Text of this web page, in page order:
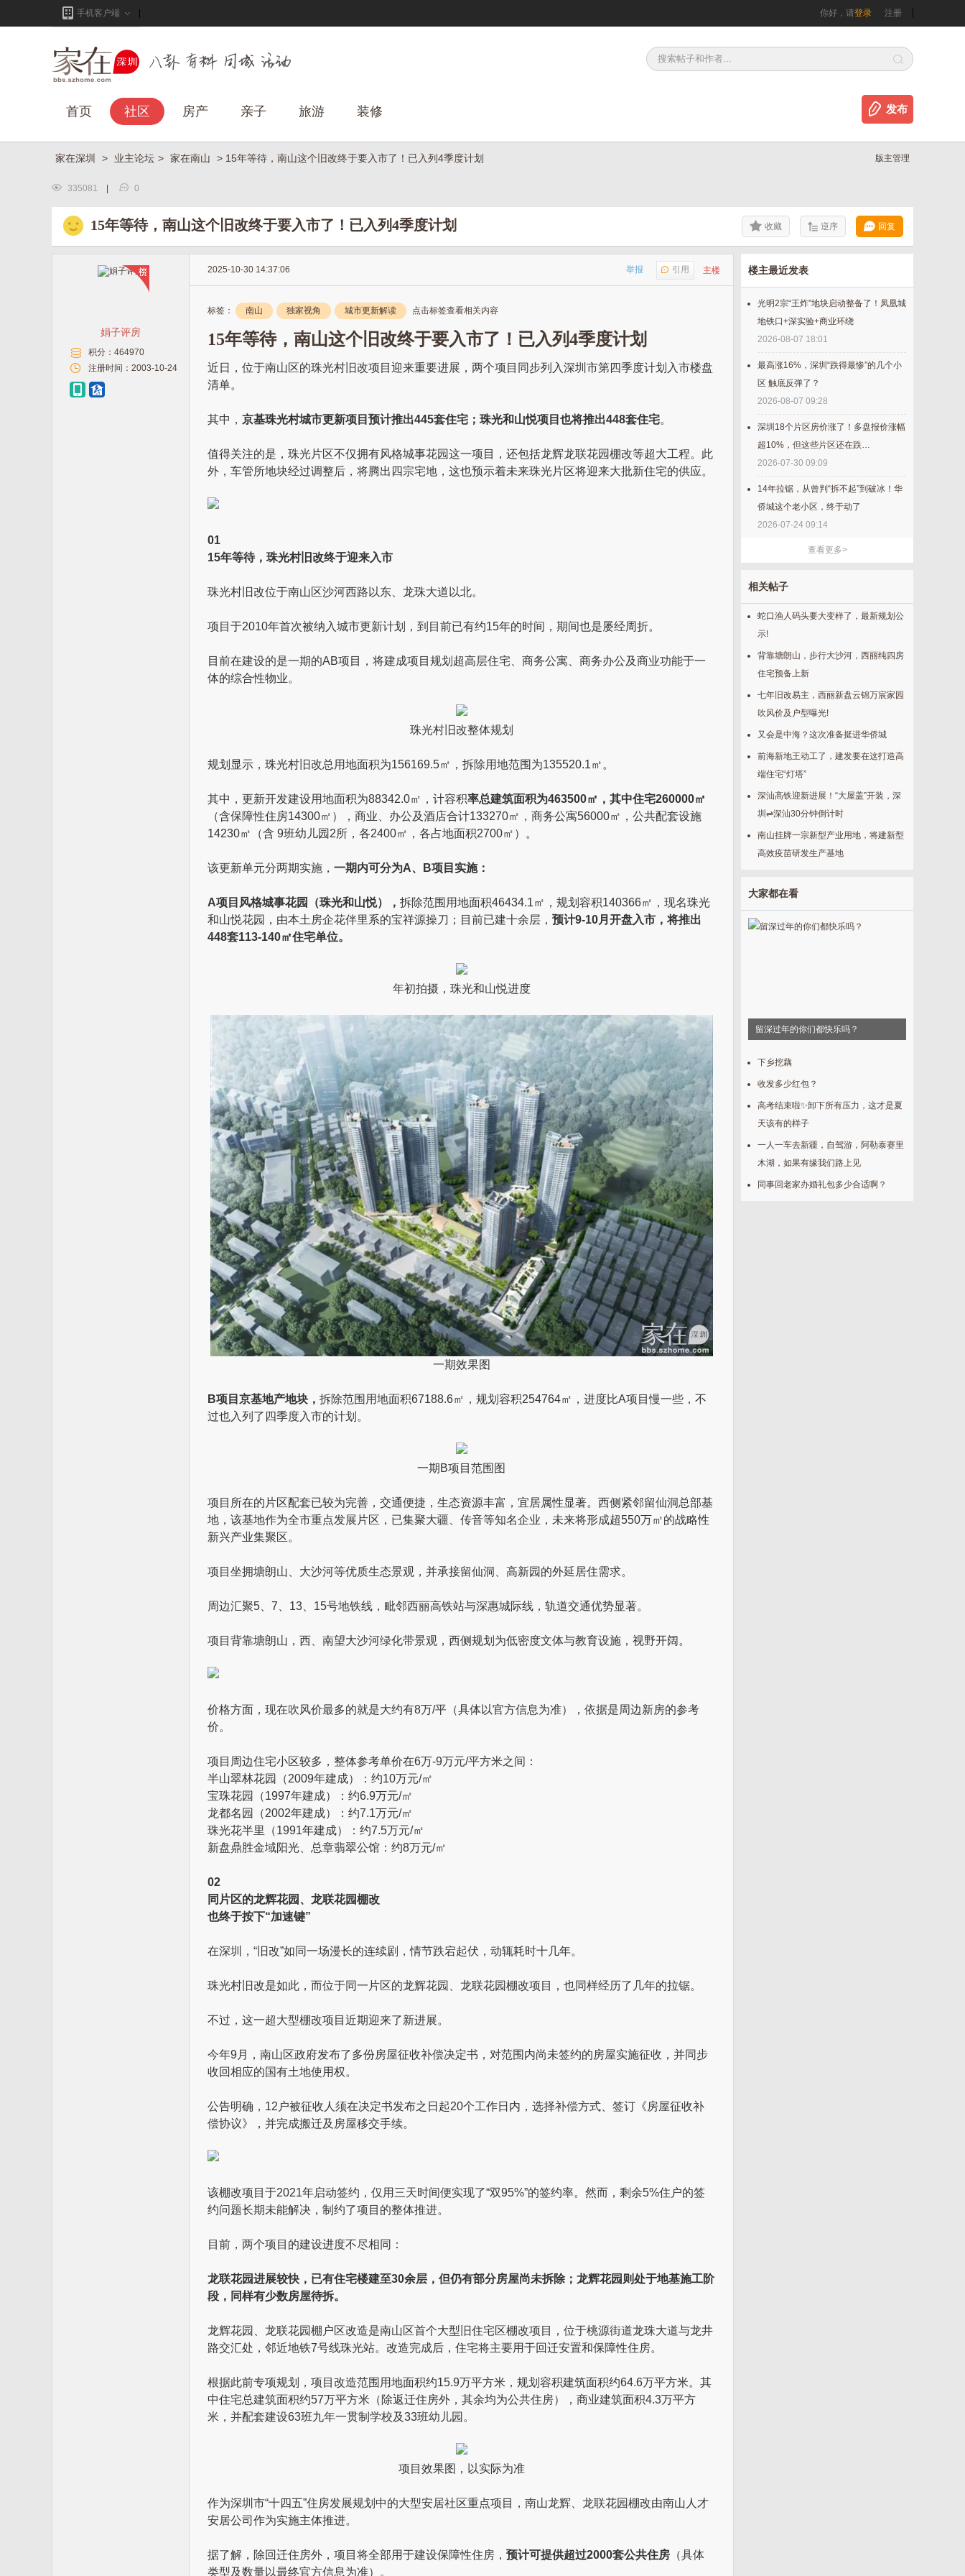
手机客户端 你好，请登录 注册
首页 社区 房产 亲子 旅游 装修 发布
版主管理
家在深圳 > 业主论坛 > 家在南山 > 15年等待，南山这个旧改终于要入市了！已入列4季度计划
335081 0
15年等待，南山这个旧改终于要入市了！已入列4季度计划 收藏 逆序 回复
娟子评房
积分： 464970
注册时间： 2003-10-24
主楼
举报 引用
2025-10-30 14:37:06
标签： 南山 独家视角 城市更新解读 点击标签查看相关内容
15年等待，南山这个旧改终于要入市了！已入列4季度计划
近日，位于南山区的珠光村旧改项目迎来重要进展，两个项目同步列入深圳市第四季度计划入市楼盘
清单。
其中， 京基珠光村城市更新项目预计推出445套住宅；珠光和山悦项目也将推出448套住宅。
值得关注的是，珠光片区不仅拥有风格城事花园这一项目，还包括龙辉龙联花园棚改等超大工程。此
外，车管所地块经过调整后，将腾出四宗宅地，这也预示着未来珠光片区将迎来大批新住宅的供应。
01
15年等待，珠光村旧改终于迎来入市
珠光村旧改位于南山区沙河西路以东、龙珠大道以北。
项目于2010年首次被纳入城市更新计划，到目前已有约15年的时间，期间也是屡经周折。
目前在建设的是一期的AB项目，将建成项目规划超高层住宅、商务公寓、商务办公及商业功能于一
体的综合性物业。
珠光村旧改整体规划
规划显示，珠光村旧改总用地面积为156169.5㎡，拆除用地范围为135520.1㎡。
其中，更新开发建设用地面积为88342.0㎡，计容积率总建筑面积为463500㎡，其中住宅260000㎡
（含保障性住房14300㎡），商业、办公及酒店合计133270㎡，商务公寓56000㎡，公共配套设施
14230㎡（含 9班幼儿园2所，各2400㎡，各占地面积2700㎡）。
该更新单元分两期实施， 一期内可分为A、B项目实施：
A项目风格城事花园（珠光和山悦）， 拆除范围用地面积46434.1㎡，规划容积140366㎡，现名珠光
和山悦花园，由本土房企花伴里系的宝祥源操刀；目前已建十余层， 预计9-10月开盘入市，将推出
448套113-140㎡住宅单位。
年初拍摄，珠光和山悦进度
一期效果图
B项目京基地产地块， 拆除范围用地面积67188.6㎡，规划容积254764㎡，进度比A项目慢一些，不
过也入列了四季度入市的计划。
一期B项目范围图
项目所在的片区配套已较为完善，交通便捷，生态资源丰富，宜居属性显著。西侧紧邻留仙洞总部基
地，该基地作为全市重点发展片区，已集聚大疆、传音等知名企业，未来将形成超550万㎡的战略性
新兴产业集聚区。
项目坐拥塘朗山、大沙河等优质生态景观，并承接留仙洞、高新园的外延居住需求。
周边汇聚5、7、13、15号地铁线，毗邻西丽高铁站与深惠城际线，轨道交通优势显著。
项目背靠塘朗山，西、南望大沙河绿化带景观，西侧规划为低密度文体与教育设施，视野开阔。
价格方面，现在吹风价最多的就是大约有8万/平（具体以官方信息为准），依据是周边新房的参考
价。
项目周边住宅小区较多，整体参考单价在6万-9万元/平方米之间：
半山翠林花园（2009年建成）：约10万元/㎡
宝珠花园（1997年建成）：约6.9万元/㎡
龙都名园（2002年建成）：约7.1万元/㎡
珠光花半里（1991年建成）：约7.5万元/㎡
新盘鼎胜金域阳光、总章翡翠公馆：约8万元/㎡
02
同片区的龙辉花园、龙联花园棚改
也终于按下“加速键”
在深圳，“旧改”如同一场漫长的连续剧，情节跌宕起伏，动辄耗时十几年。
珠光村旧改是如此，而位于同一片区的龙辉花园、龙联花园棚改项目，也同样经历了几年的拉锯。
不过，这一超大型棚改项目近期迎来了新进展。
今年9月，南山区政府发布了多份房屋征收补偿决定书，对范围内尚未签约的房屋实施征收，并同步
收回相应的国有土地使用权。
公告明确，12户被征收人须在决定书发布之日起20个工作日内，选择补偿方式、签订《房屋征收补
偿协议》，并完成搬迁及房屋移交手续。
该棚改项目于2021年启动签约，仅用三天时间便实现了“双95%”的签约率。然而，剩余5%住户的签
约问题长期未能解决，制约了项目的整体推进。
目前，两个项目的建设进度不尽相同：
龙联花园进展较快，已有住宅楼建至30余层，但仍有部分房屋尚未拆除；龙辉花园则处于地基施工阶
段，同样有少数房屋待拆。
龙辉花园、龙联花园棚户区改造是南山区首个大型旧住宅区棚改项目，位于桃源街道龙珠大道与龙井
路交汇处，邻近地铁7号线珠光站。改造完成后，住宅将主要用于回迁安置和保障性住房。
根据此前专项规划，项目改造范围用地面积约15.9万平方米，规划容积建筑面积约64.6万平方米。其
中住宅总建筑面积约57万平方米（除返迁住房外，其余均为公共住房），商业建筑面积4.3万平方
米，并配套建设63班九年一贯制学校及33班幼儿园。
项目效果图，以实际为准
作为深圳市“十四五”住房发展规划中的大型安居社区重点项目，南山龙辉、龙联花园棚改由南山人才
安居公司作为实施主体推进。
据了解，除回迁住房外，项目将全部用于建设保障性住房， 预计可提供超过2000套公共住房 （具体
类型及数量以最终官方信息为准）。
楼主最近发表
光明2宗“王炸”地块启动整备了！凤凰城
地铁口+深实验+商业环绕
2026-08-07 18:01
最高涨16%，深圳“跌得最惨”的几个小
区 触底反弹了？
2026-08-07 09:28
深圳18个片区房价涨了！多盘报价涨幅
超10%，但这些片区还在跌…
2026-07-30 09:09
14年拉锯，从曾判“拆不起”到破冰！华
侨城这个老小区，终于动了
2026-07-24 09:14
查看更多>
相关帖子
蛇口渔人码头要大变样了，最新规划公
示!
背靠塘朗山，步行大沙河，西丽纯四房
住宅预备上新
七年旧改易主，西丽新盘云锦万宸家园
吹风价及户型曝光!
又会是中海？这次准备挺进华侨城
前海新地王动工了，建发要在这打造高
端住宅“灯塔”
深汕高铁迎新进展！“大屋盖”开装，深
圳⇌深汕30分钟倒计时
南山挂牌一宗新型产业用地，将建新型
高效疫苗研发生产基地
大家都在看
留深过年的你们都快乐吗？
下乡挖藕
收发多少红包？
高考结束啦✨卸下所有压力，这才是夏
天该有的样子
一人一车去新疆，自驾游，阿勒泰赛里
木湖，如果有缘我们路上见
同事回老家办婚礼包多少合适啊？